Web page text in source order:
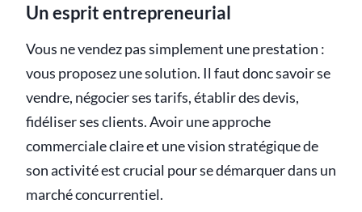
Un esprit entrepreneurial
Vous ne vendez pas simplement une prestation :
vous proposez une solution. Il faut donc savoir se
vendre, négocier ses tarifs, établir des devis,
fidéliser ses clients. Avoir une approche
commerciale claire et une vision stratégique de
son activité est crucial pour se démarquer dans un
marché concurrentiel.